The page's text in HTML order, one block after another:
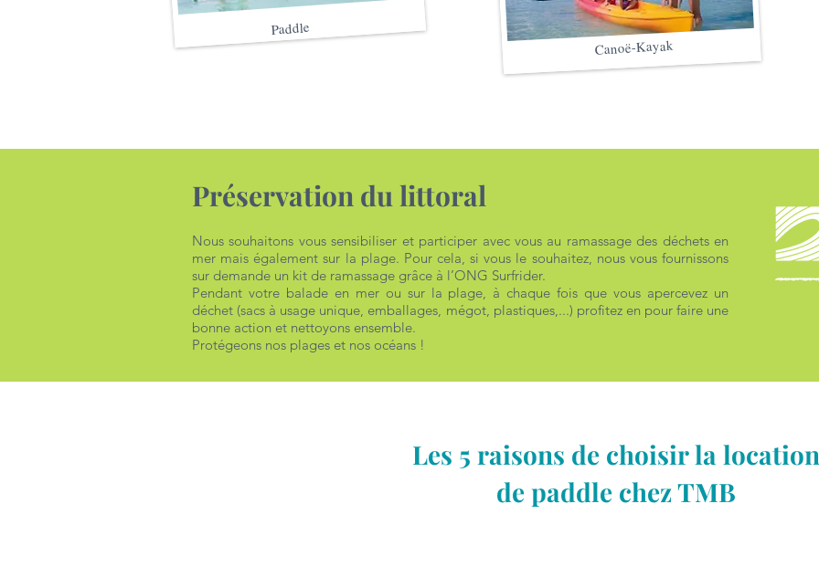
Paddle
Canoë-Kayak
Préservation du littoral
Nous souhaitons vous sensibiliser et participer avec vous au ramassage des déchets en
mer mais également sur la plage. Pour cela, si vous le souhaitez, nous vous fournissons
sur demande un kit de ramassage grâce à l’ONG Surfrider.
Pendant votre balade en mer ou sur la plage, à chaque fois que vous apercevez un
déchet (sacs à usage unique, emballages, mégot, plastiques,...) profitez en pour faire une
bonne action et nettoyons ensemble.
Protégeons nos plages et nos océans !
Les 5 raisons de choisir la location
de paddle chez TMB